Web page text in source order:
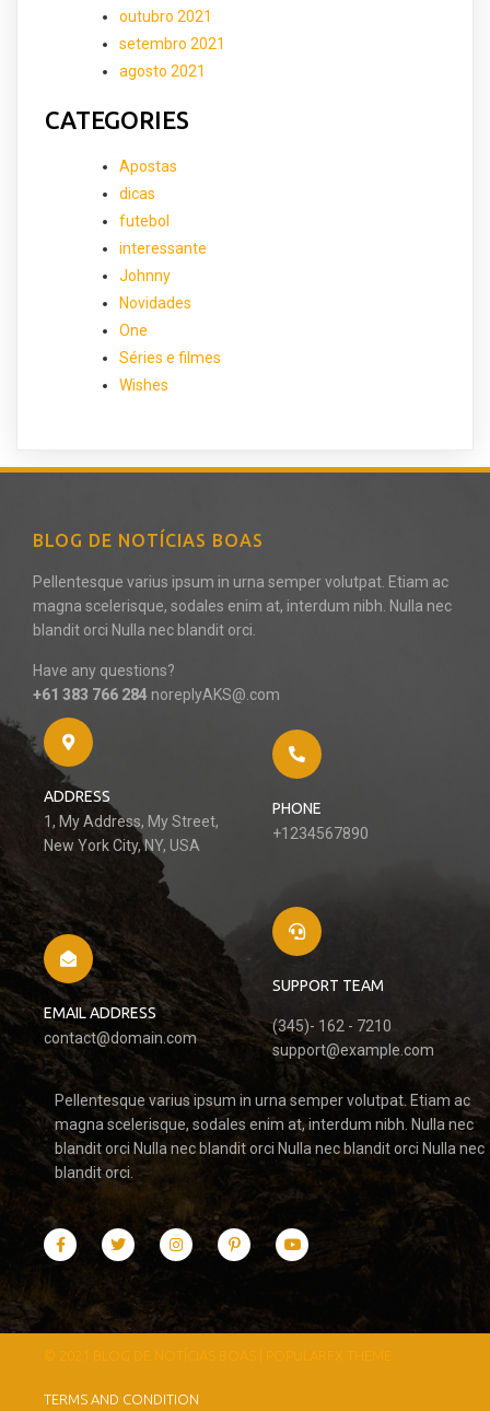
outubro 2021
setembro 2021
agosto 2021
CATEGORIES
Apostas
dicas
futebol
interessante
Johnny
Novidades
One
Séries e filmes
Wishes
BLOG DE NOTÍCIAS BOAS
Pellentesque varius ipsum in urna semper volutpat. Etiam ac
magna scelerisque, sodales enim at, interdum nibh. Nulla nec
blandit orci Nulla nec blandit orci.
Have any questions?
+61 383 766 284 noreplyAKS@.com
ADDRESS
1, My Address, My Street,
New York City, NY, USA
PHONE
+1234567890
EMAIL ADDRESS
contact@domain.com
SUPPORT TEAM
(345)- 162 - 7210
support@example.com
Pellentesque varius ipsum in urna semper volutpat. Etiam ac
magna scelerisque, sodales enim at, interdum nibh. Nulla nec
blandit orci Nulla nec blandit orci Nulla nec blandit orci Nulla nec
blandit orci.
© 2021 BLOG DE NOTÍCIAS BOAS | POPULARFX THEME
TERMS AND CONDITION